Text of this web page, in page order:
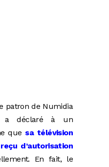
patron de Numidia
a déclaré à un
que sa télévision
d’autorisation
En fait, le